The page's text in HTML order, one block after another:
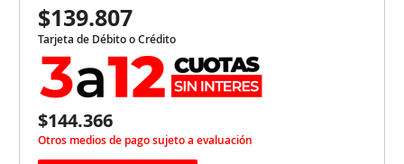
$139.807
Tarjeta de Débito o Crédito
$144.366
Otros medios de pago sujeto a evaluación